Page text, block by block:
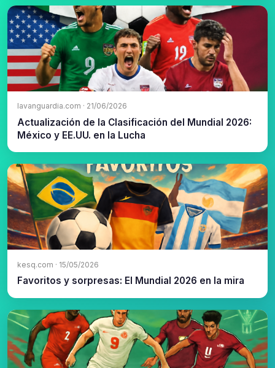
lavanguardia.com · 21/06/2026
Actualización de la Clasificación del Mundial 2026:
México y EE.UU. en la Lucha
kesq.com · 15/05/2026
Favoritos y sorpresas: El Mundial 2026 en la mira